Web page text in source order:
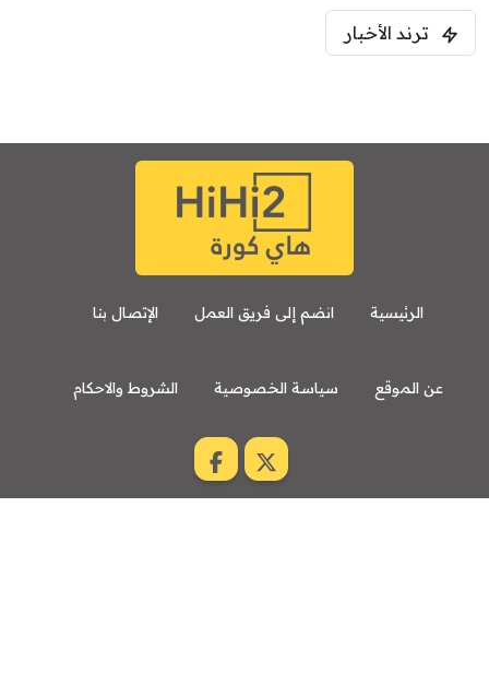
ترند الأخبار
الرئيسية انضم إلى فريق العمل الإتصال بنا
عن الموقع سياسة الخصوصية الشروط والاحكام